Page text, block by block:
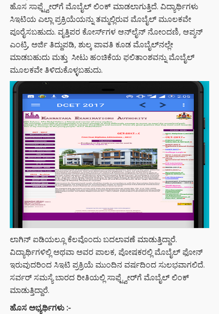
ಹೊಸ ಸಾಫ್ಟ್ವೇರ್‌ಗೆ ಮೊಬೈಲ್‌ ಲಿಂಕ್‌ ಮಾಡಲಾಗುತ್ತಿದೆ. ವಿದ್ಯಾರ್ಥಿಗಳು
ಸಿಇಟಿಯ ಎಲ್ಲಾ ಪ್ರಕ್ರಿಯೆಯನ್ನು ತಮ್ಮಲ್ಲಿರುವ ಮೊಬೈಲ್‌ ಮೂಲಕವೇ
ಪೂರೈಸಬಹುದು. ವೃತ್ತಿಪರ ಕೋರ್ಸ್‌ಗಳ ಆನ್‌ಲೈನ್‌ ನೋಂದಣಿ, ಆಪ್ಶನ್‌
ಎಂಟ್ರಿ, ಅರ್ಜಿ ತಿದ್ದುಪಡಿ, ಶುಲ್ಕ ಪಾವತಿ ಕೂಡ ಮೊಬೈಲ್‌ನಲ್ಲೇ
ಮಾಡಬಹುದು ಮತ್ತು ಸೀಟು ಹಂಚಿಕೆಯ ಫ‌ಲಿತಾಂಶವನ್ನು ಮೊಬೈಲ್‌
ಮೂಲಕವೇ ತಿಳಿದುಕೊಳ್ಳಬಹುದು.
ಲಾಗಿನ್‌ ಐಡಿಯಲ್ಲೂ ಕೆಲವೊಂದು ಬದಲಾವಣೆ ಮಾಡುತ್ತಿದ್ದಾರೆ.
ವಿದ್ಯಾರ್ಥಿಗಳಿಲ್ಲಿ ಅಥವಾ ಅವರ ಪಾಲಕ, ಪೋಷಕರಲ್ಲಿ ಮೊಬೈಲ್‌ ಫೋನ್‌
ಇರುವುದರಿಂದ ಸಿಇಟಿ ಪ್ರಕ್ರಿಯೆ ಮುಂದಿನ ವರ್ಷದಿಂದ ಸುಲಭವಾಗಲಿದೆ.
ಸರ್ವರ್‌ ಸಮಸ್ಯೆ ಬಾರದ ರೀತಿಯಲ್ಲಿ ಸಾಫ್ಟ್ವೇರ್‌ಗೆ ಮೊಬೈಲ್‌ ಲಿಂಕ್‌
ಮಾಡುತ್ತಿದ್ದಾರೆ.
ಹೊಸ ಅಭ್ಯರ್ಥಿಗಳು :-